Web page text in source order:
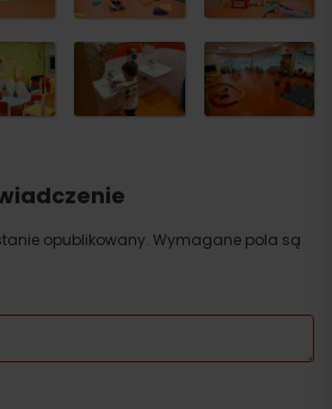
opublikowany. Wymagane pola są